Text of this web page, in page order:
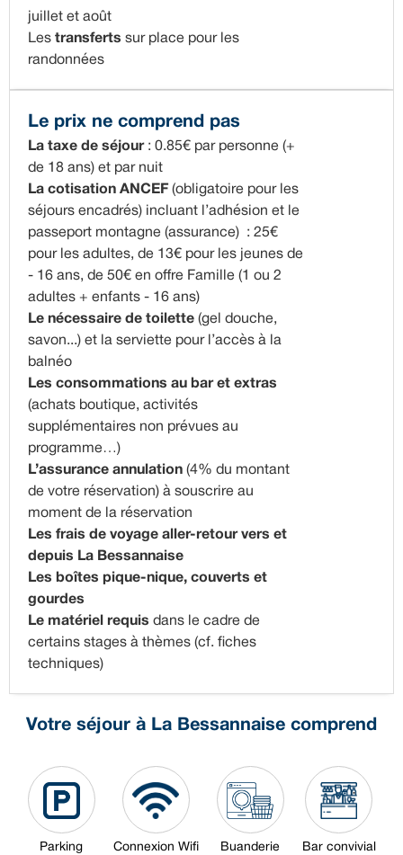
juillet et août
Les transferts sur place pour les
randonnées
Le prix ne comprend pas
La taxe de séjour: 0.85€ par personne (+
de 18 ans) et par nuit
La cotisation ANCEF (obligatoire pour les
séjours encadrés) incluant l’adhésion et le
passeport montagne (assurance) : 25€
pour les adultes, de 13€ pour les jeunes de
- 16 ans, de 50€ en offre Famille (1 ou 2
adultes + enfants - 16 ans)
Le nécessaire de toilette (gel douche,
savon...) et la serviette pour l’accès à la
balnéo
Les consommations au bar et extras
(achats boutique, activités
supplémentaires non prévues au
programme…)
L’assurance annulation (4% du montant
de votre réservation) à souscrire au
moment de la réservation
Les frais de voyage aller-retour vers et
depuis La Bessannaise
Les boîtes pique-nique, couverts et
gourdes
Le matériel requis dans le cadre de
certains stages à thèmes (cf. fiches
techniques)
Votre séjour à La Bessannaise comprend
Parking Connexion Wifi Buanderie Bar convivial